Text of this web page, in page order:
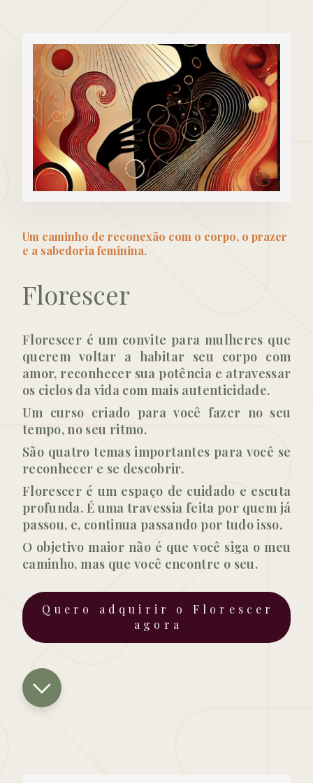
Um caminho de reconexão com o corpo, o prazer
e a sabedoria feminina.
Florescer
Florescer é um convite para mulheres que
querem voltar a habitar seu corpo com
amor, reconhecer sua potência e atravessar
os ciclos da vida com mais autenticidade.
Um curso criado para você fazer no seu
tempo, no seu ritmo.
São quatro temas importantes para você se
reconhecer e se descobrir.
Florescer é um espaço de cuidado e escuta
profunda. É uma travessia feita por quem já
passou, e, continua passando por tudo isso.
O objetivo maior não é que você siga o meu
caminho, mas que você encontre o seu.
Quero adquirir o Florescer
agora